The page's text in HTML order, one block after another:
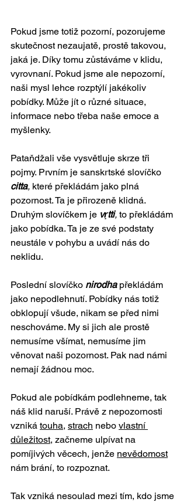
Pokud jsme totiž pozorní, pozorujeme
skutečnost nezaujatě, prostě takovou,
jaká je. Díky tomu zůstáváme v klidu,
vyrovnaní. Pokud jsme ale nepozorní,
naši mysl lehce rozptýlí jakékoliv
pobídky. Může jít o různé situace,
informace nebo třeba naše emoce a
myšlenky.
Pataňdžali vše vysvětluje skrze tři
pojmy. Prvním je sanskrtské slovíčko
citta, které překládám jako plná
pozornost. Ta je přirozeně klidná.
Druhým slovíčkem je vṛtti, to překládám
jako pobídka. Ta je ze své podstaty
neustále v pohybu a uvádí nás do
neklidu.
Poslední slovíčko nirodha překládám
jako nepodlehnutí. Pobídky nás totiž
obklopují všude, nikam se před nimi
neschováme. My si jich ale prostě
nemusíme všímat, nemusíme jim
věnovat naši pozornost. Pak nad námi
nemají žádnou moc.
Pokud ale pobídkám podlehneme, tak
náš klid naruší. Právě z nepozornosti
vzniká touha, strach nebo vlastní
důležitost, začneme ulpívat na
pomíjivých věcech, jenže nevědomost
nám brání, to rozpoznat.
Tak vzniká nesoulad mezi tím, kdo jsme